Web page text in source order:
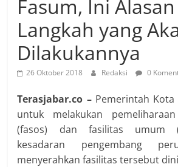
Fasum, Ini
Langkah yang
Dilakukannya
26 Oktober 2018 Redaksi 0
Terasjabar.co –Pemerintah Kota
untuk melakukan
(fasos) dan fasilitas umum
kesadaran pengembang
menyerahkan fasilitas tersebut